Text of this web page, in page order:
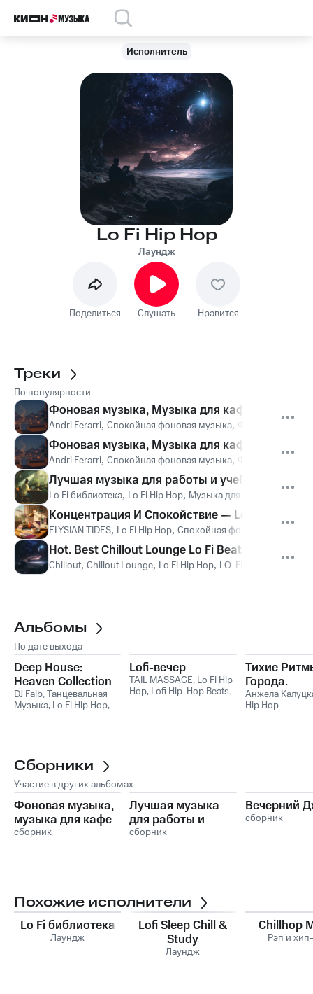
Исполнитель
Lo Fi Hip Hop
Лаундж
Поделиться Слушать Нравится
Треки
По популярности
Фоновая музыка, Музыка для кафе и
Andri Ferarri, Спокойная фоновая музыка, Фоновая музыка
Фоновая музыка, Музыка для кафе и
Andri Ferarri, Спокойная фоновая музыка, Фоновая музыка
Лучшая музыка для работы и учебы-
Lo Fi библиотека, Lo Fi Hip Hop, Музыка для учёбы
Концентрация И Спокойствие — Lo-Fi
ELYSIAN TIDES, Lo Fi Hip Hop, Спокойная фоновая музыка
Hot. Best Chillout Lounge Lo Fi Beats
Chillout, Chillout Lounge, Lo Fi Hip Hop, LO-FI BEATS
Альбомы
По дате выхода
Deep House:
Heaven Collection
Vol.1
DJ Faib,Танцевальная
Музыка, Lo Fi Hip Hop,
Lofi-вечер
TAIL MASSAGE, Lo Fi Hip
Hop, Lofi Hip-Hop Beats,
Тихие
Города.
Hip Hop
Анжела
Hip Hop
Сборники
Участие в других альбомах
Фоновая музыка,
музыка для кафе
и ресторанов
сборник
Лучшая музыка
для работы и
учебы-спокойная
сборник
Вечерний
сборник
Похожие исполнители
Lo Fi библиотека
Лаундж
Lofi Sleep Chill &
Study
Лаундж
Chillhop
Рэп и